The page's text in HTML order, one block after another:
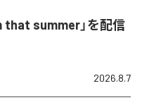
that summer」を配信
2026.8.7